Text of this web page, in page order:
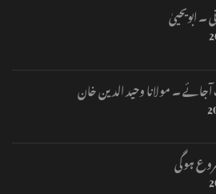
۔ ابویحییٰ
۔ مولانا وحید الدین خان
ہوگی